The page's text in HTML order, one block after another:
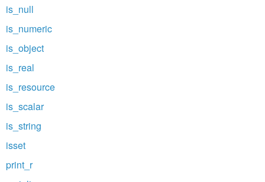
is_null
is_numeric
is_object
is_real
is_resource
is_scalar
is_string
isset
print_r